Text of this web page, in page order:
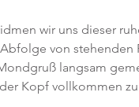
von
langsam
Kopf vollkommen